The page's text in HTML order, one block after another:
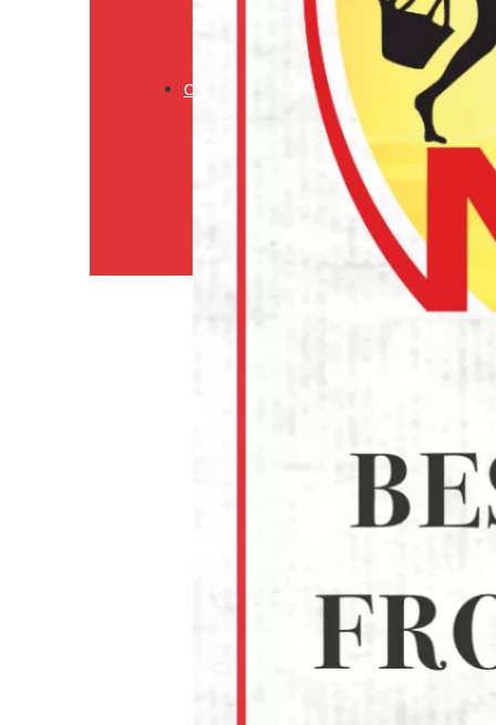
voorwaarden
Verzendingsbeleid
Retourneringsbeleid
Contact